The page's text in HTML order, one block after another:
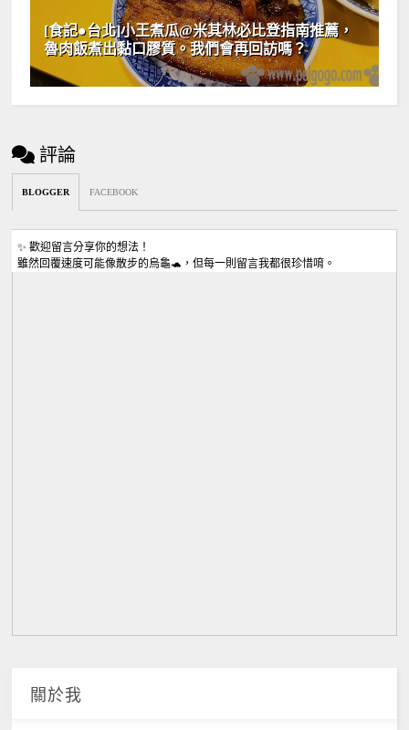
[食記●台北]小王煮瓜@米其林必比登指南推薦，
魯肉飯煮出黏口膠質。我們會再回訪嗎？
評論
BLOGGER FACEBOOK
✨ 歡迎留言分享你的想法！
雖然回覆速度可能像散步的烏龜🐢，但每一則留言我都很珍惜唷。
關於我